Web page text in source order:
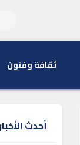
ثقافة وفنون
أحدث